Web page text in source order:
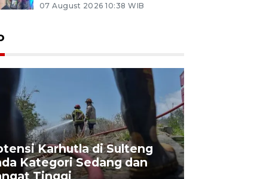
07 August 2026 10:38 WIB
Karhutla di Sulteng
Kategori Sedang dan